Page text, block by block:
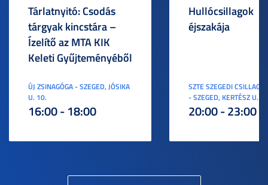
Tárlatnyitó: Csodás
tárgyak kincstára –
Ízelítő az MTA KIK
Keleti Gyűjteményéből
ÚJ ZSINAGÓGA - SZEGED, JÓSIKA
U. 10.
16:00 - 18:00
Hullócsillagok
éjszakája
SZTE SZEGEDI
- SZEGED, KERTÉSZ U. 3.
20:00 - 23:00